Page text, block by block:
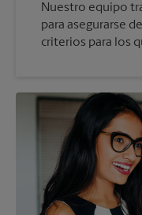
Nuestro equipo
para asegurarse
criterios para los